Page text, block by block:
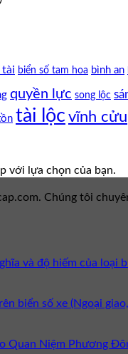
tài biển số tam hoa bình an
quyền lực song lộc
tài lộc vĩnh cửu
với lựa chọn của bạn.
Chúng tôi
và độ hiếm của loại
biển số xe (Ngoại
Quan Niệm Phương